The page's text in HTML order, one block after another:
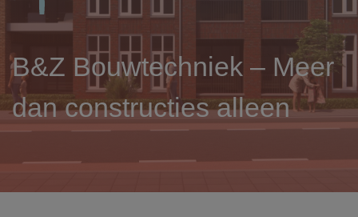
B&Z Bouwtechniek – Meer
dan constructies alleen